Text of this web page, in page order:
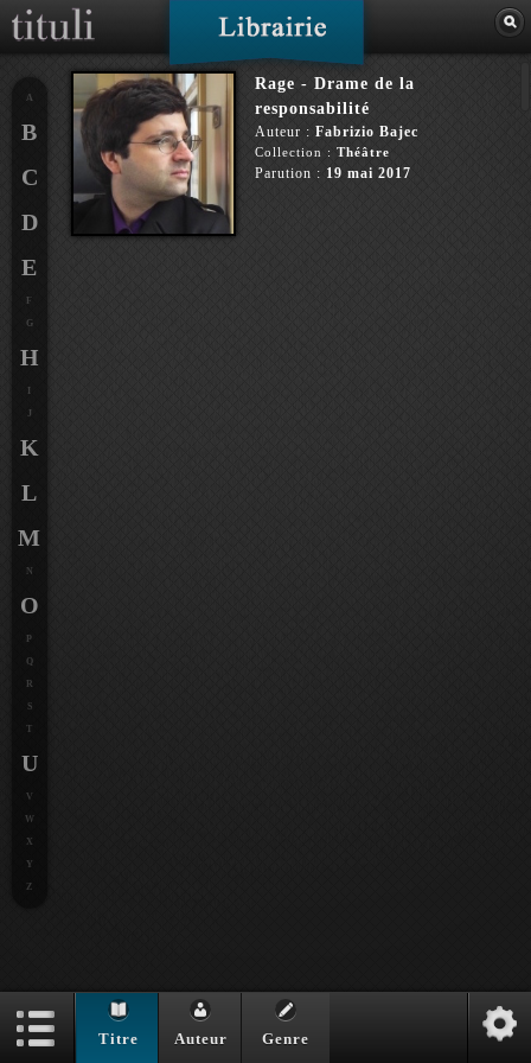
Rage - Drame de la
responsabilité
Auteur : Fabrizio Bajec
Collection : Théâtre
Parution : 19 mai 2017
A
B
C
D
E
F
G
H
J
K
L
M
N
O
P
Q
R
S
T
U
V
W
X
Y
Z
Titre Auteur Genre